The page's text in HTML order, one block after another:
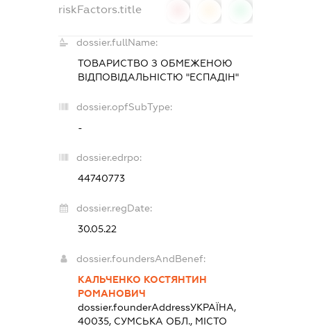
riskFactors.title
dossier.fullName:
ТОВАРИСТВО З ОБМЕЖЕНОЮ
ВІДПОВІДАЛЬНІСТЮ "ЕСПАДІН"
dossier.opfSubType:
-
dossier.edrpo:
44740773
dossier.regDate:
30.05.22
dossier.foundersAndBenef:
КАЛЬЧЕНКО КОСТЯНТИН
РОМАНОВИЧ
dossier.founderAddressУКРАЇНА,
40035, СУМСЬКА ОБЛ., МІСТО